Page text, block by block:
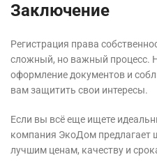
Заключение
Регистрация права
сложный, но важный процесс.
оформление документов и
вам защитить свои интересы.
Если вы всё еще ищете
компания ЭкоДом предлагает
лучшим ценам, качеству и